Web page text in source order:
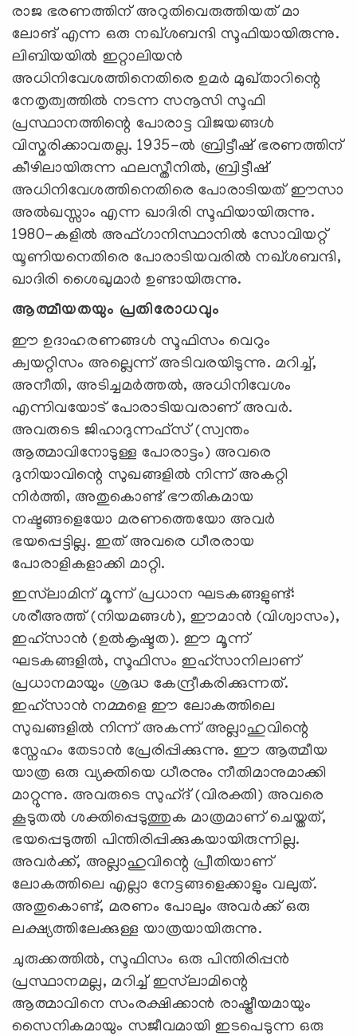
രാജ ഭരണത്തിന് അറുതിവെരുത്തിയത് മാ
ലോങ് എന്ന ഒരു നഖ്ശബന്ദി സൂഫിയായിരുന്നു.
ലിബിയയിൽ ഇറ്റാലിയൻ
അധിനിവേശത്തിനെതിരെ ഉമർ മുഖ്താറിന്റെ
നേതൃത്വത്തിൽ നടന്ന സനൂസി സൂഫി
പ്രസ്ഥാനത്തിന്റെ പോരാട്ട വിജയങ്ങൾ
വിസ്മരിക്കാവതല്ല. 1935-ൽ ബ്രിട്ടീഷ് ഭരണത്തിന്
കീഴിലായിരുന്ന ഫലസ്തീനിൽ, ബ്രിട്ടീഷ്
അധിനിവേശത്തിനെതിരെ പോരാടിയത് ഈസാ
അൽഖസ്സാം എന്ന ഖാദിരി സൂഫിയായിരുന്നു.
1980-കളിൽ അഫ്ഗാനിസ്ഥാനിൽ സോവിയറ്റ്
യൂണിയനെതിരെ പോരാടിയവരിൽ നഖ്ശബന്ദി,
ഖാദിരി ശൈഖുമാർ ഉണ്ടായിരുന്നു.
ആത്മീയതയും പ്രതിരോധവും
ഈ ഉദാഹരണങ്ങൾ സൂഫിസം വെറും
ക്വയറ്റിസം അല്ലെന്ന് അടിവരയിടുന്നു. മറിച്ച്,
അനീതി, അടിച്ചമർത്തൽ, അധിനിവേശം
എന്നിവയോട് പോരാടിയവരാണ് അവര്‍.
അവരുടെ ജിഹാദുന്നഫ്സ് (സ്വന്തം
ആത്മാവിനോടുള്ള പോരാട്ടം) അവരെ
ദുനിയാവിന്റെ സുഖങ്ങളിൽ നിന്ന് അകറ്റി
നിർത്തി, അതുകൊണ്ട് ഭൗതികമായ
നഷ്ടങ്ങളെയോ മരണത്തെയോ അവർ
ഭയപ്പെട്ടില്ല. ഇത് അവരെ ധീരരായ
പോരാളികളാക്കി മാറ്റി.
ഇസ്‍ലാമിന് മൂന്ന് പ്രധാന ഘടകങ്ങളുണ്ട്:
ശരീഅത്ത് (നിയമങ്ങൾ), ഈമാൻ (വിശ്വാസം),
ഇഹ്‌സാൻ (ഉൽകൃഷ്ടത). ഈ മൂന്ന്
ഘടകങ്ങളിൽ, സൂഫിസം ഇഹ്‌സാനിലാണ്
പ്രധാനമായും ശ്രദ്ധ കേന്ദ്രീകരിക്കുന്നത്.
ഇഹ്‌സാൻ നമ്മളെ ഈ ലോകത്തിലെ
സുഖങ്ങളിൽ നിന്ന് അകന്ന് അല്ലാഹുവിന്റെ
സ്നേഹം തേടാൻ പ്രേരിപ്പിക്കുന്നു. ഈ ആത്മീയ
യാത്ര ഒരു വ്യക്തിയെ ധീരനും നീതിമാനുമാക്കി
മാറ്റുന്നു. അവരുടെ സുഹ്‌ദ് (വിരക്തി) അവരെ
കൂടുതൽ ശക്തിപ്പെടുത്തുക മാത്രമാണ് ചെയ്തത്,
ഭയപ്പെടുത്തി പിന്തിരിപ്പിക്കുകയായിരുന്നില്ല.
അവർക്ക്, അല്ലാഹുവിന്റെ പ്രീതിയാണ്
ലോകത്തിലെ എല്ലാ നേട്ടങ്ങളെക്കാളും വലുത്.
അതുകൊണ്ട്, മരണം പോലും അവർക്ക് ഒരു
ലക്ഷ്യത്തിലേക്കുള്ള യാത്രയായിരുന്നു.
ചുരുക്കത്തിൽ, സൂഫിസം ഒരു പിന്തിരിപ്പൻ
പ്രസ്ഥാനമല്ല, മറിച്ച് ഇസ്‍ലാമിന്റെ
ആത്മാവിനെ സംരക്ഷിക്കാൻ രാഷ്ട്രീയമായും
സൈനികമായും സജീവമായി ഇടപെടുന്ന ഒരു